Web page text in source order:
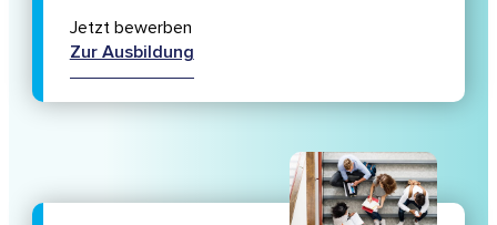
Jetzt bewerben
Zur Ausbildung